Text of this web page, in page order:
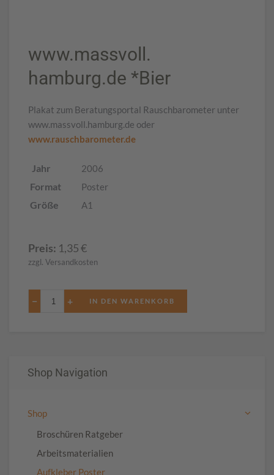
www.massvoll.
hamburg.de *Bier
Plakat zum Beratungsportal Rauschbarometer unter
www.massvoll.hamburg.de oder
www.rauschbarometer.de
Jahr 2006
Format Poster
Größe A1
Preis: 1,35€
zzgl. Versandkosten
− +
Shop Navigation
Shop
Broschüren Ratgeber
Arbeitsmaterialien
Aufkleber Poster